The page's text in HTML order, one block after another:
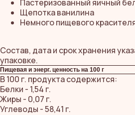
Пастеризованный яичный
Щепотка ванилина
Немного пищевого
Состав, дата и срок хранения
упаковке.
Пищевая и энерг. ценность на 100 г
В 100 г. продукта содержится:
Белки - 1,54 г.
Жиры - 0,07 г.
Углеводы - 58,41 г.